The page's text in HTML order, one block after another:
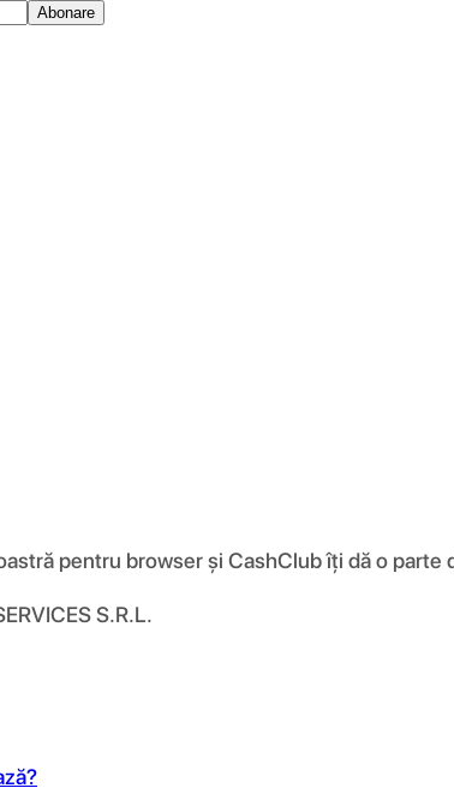
Abonare
pentru browser și CashClub îți dă o
S.R.L.